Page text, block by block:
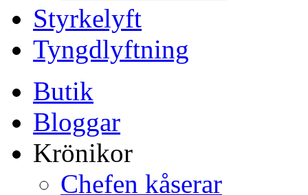
Styrkelyft
Tyngdlyftning
Butik
Bloggar
Krönikor
Chefen kåserar